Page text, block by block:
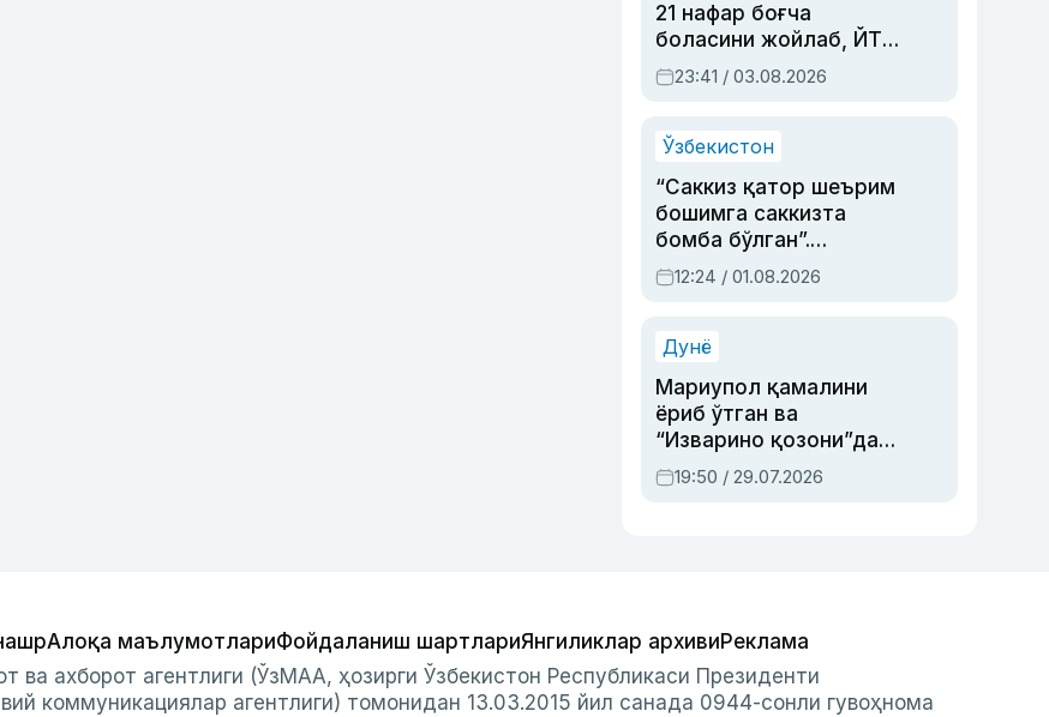
21 нафар боғча
боласини жойлаб, ЙТҲ
содир этган аёлга суд
ҳукми ўқилди
23:41 / 03.08.2026
Ўзбекистон
“Саккиз қатор шеърим
бошимга саккизта
бомба бўлган”.
Абдулла Ориповни
сиёсий айбловлардан
12:24 / 01.08.2026
Дунё
Мариупол қамалини
ёриб ўтган ва
“Изварино қозони”дан
чиққан қаҳрамон —
Украина армияси бош
19:50 / 29.07.2026
Алоқа маълумотлариФойдаланиш шартлариЯнгиликлар архивиРеклама
ва ахборот агентлиги (ЎзМАА, ҳозирги Ўзбекистон Республикаси Президенти
коммуникациялар агентлиги) томонидан 13.03.2015 йил санада 0944-сонли гувоҳнома